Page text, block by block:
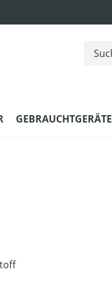
GEBRAUCHTGERÄTE